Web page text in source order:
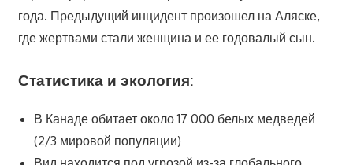
года. Предыдущий инцидент произошел на Аляске,
где жертвами стали женщина и ее годовалый сын.
Статистика и экология:
В Канаде обитает около 17 000 белых медведей
(2/3 мировой популяции)